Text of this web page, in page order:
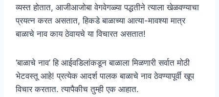
व्यस्त होतात, आजीआजोबा वेगवेगळ्या पद्धतीने त्याला खेळवण्याचा
प्रयत्न करत असतात, हिकडे बाळाच्या आत्या-मावश्या मात्र
बाळाचे नाव काय ठेवायचे या विचारत असतात!
‘बाळाचे नाव’ हि आईवडिलांकडून बाळाला मिळणारी सर्वात मोठी
भेटवस्तू आहे! प्रत्येक आदर्श पालक बाळाचे नाव ठेवण्यापूर्वी खूप
विचार करतात. त्यापैकीच तुम्ही एक आहात.